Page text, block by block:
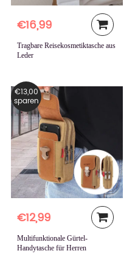
€16,99
Tragbare Reisekosmetiktasche aus
Leder
€13,00
sparen
€12,99
Multifunktionale Gürtel-
Handytasche für Herren